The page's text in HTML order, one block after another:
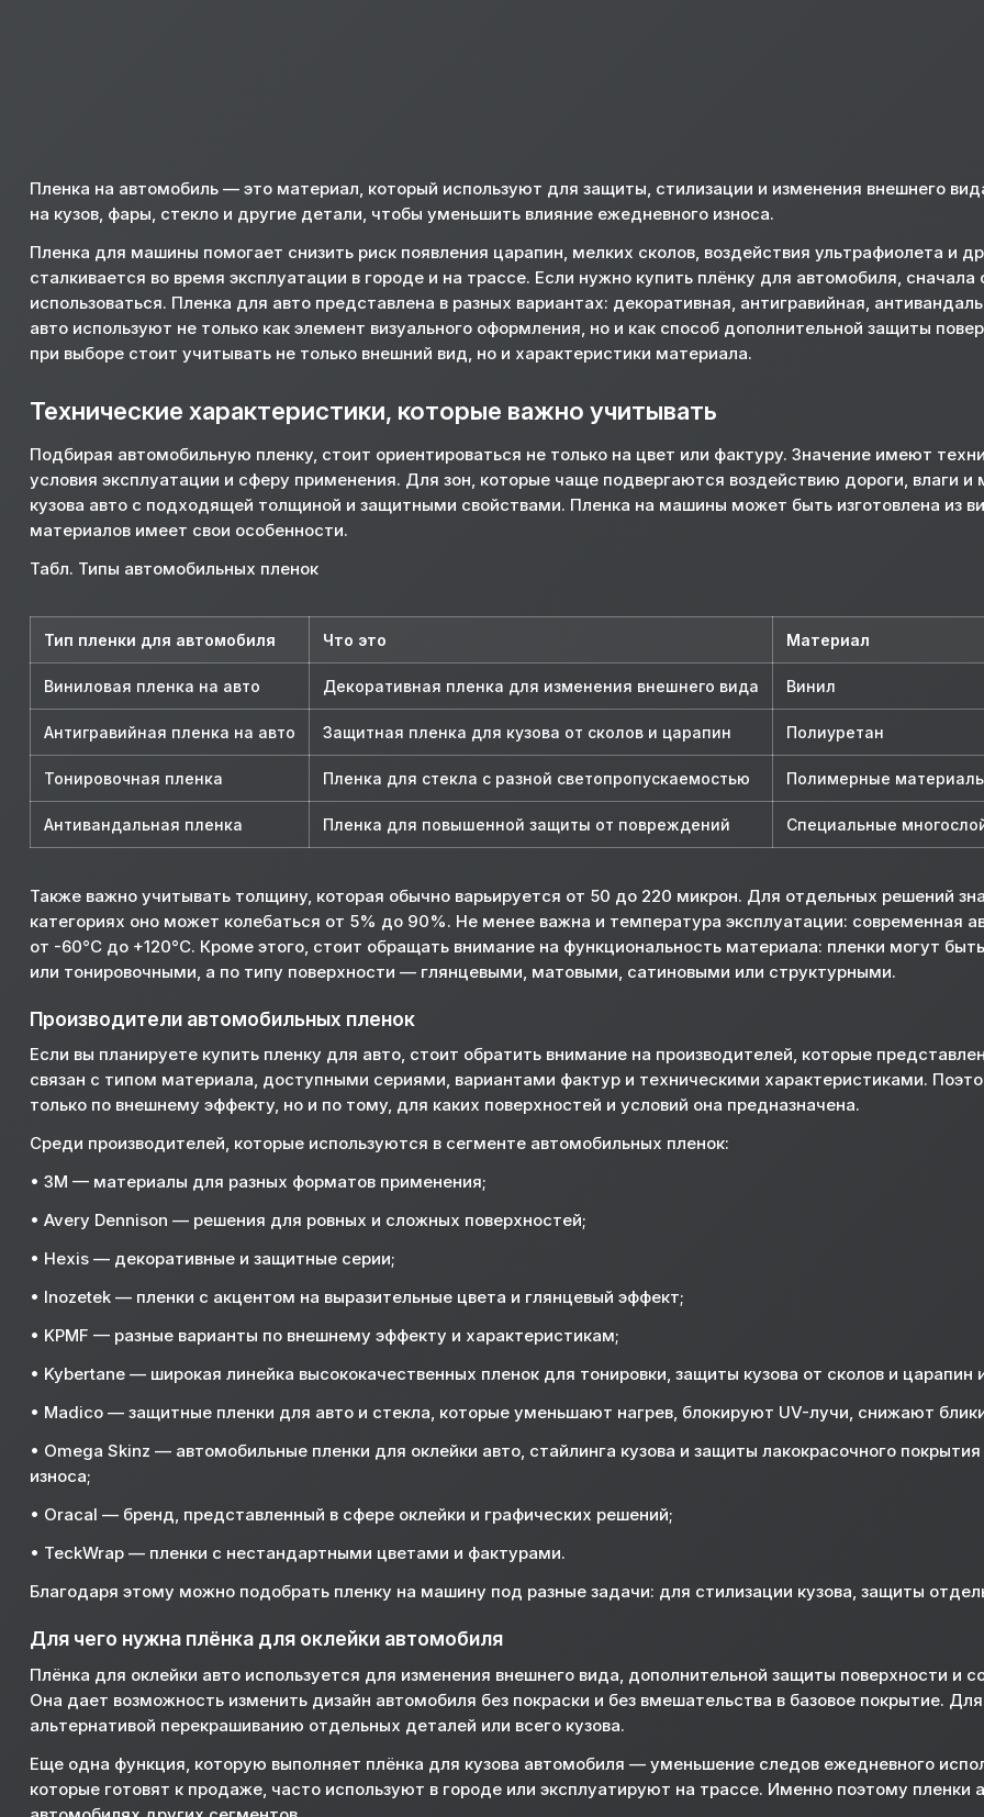
Пленка на автомобиль — это материал, который используют для защиты, стилизации и изменения внешнего
на кузов, фары, стекло и другие детали, чтобы уменьшить влияние ежедневного износа.
Пленка для машины помогает снизить риск появления царапин, мелких сколов, воздействия ультрафиолета и
сталкивается во время эксплуатации в городе и на трассе. Если нужно купить плёнку для автомобиля,
использоваться. Пленка для авто представлена в разных вариантах: декоративная, антигравийная,
авто используют не только как элемент визуального оформления, но и как способ дополнительной защиты
при выборе стоит учитывать не только внешний вид, но и характеристики материала.
Технические характеристики, которые важно учитывать
Подбирая автомобильную пленку, стоит ориентироваться не только на цвет или фактуру. Значение имеют
условия эксплуатации и сферу применения. Для зон, которые чаще подвергаются воздействию дороги, влаги
кузова авто с подходящей толщиной и защитными свойствами. Пленка на машины может быть изготовлена из
материалов имеет свои особенности.
Табл. Типы автомобильных пленок
Тип пленки для автомобиля Что это Материал
Виниловая пленка на авто Декоративная пленка для изменения внешнего вида Винил
Антигравийная пленка на авто Защитная пленка для кузова от сколов и царапин Полиуретан
Тонировочная пленка Пленка для стекла с разной светопропускаемостью Полимерные
Антивандальная пленка Пленка для повышенной защиты от повреждений Специальные
Также важно учитывать толщину, которая обычно варьируется от 50 до 220 микрон. Для отдельных решений
категориях оно может колебаться от 5% до 90%. Не менее важна и температура эксплуатации: современная
от -60°C до +120°C. Кроме этого, стоит обращать внимание на функциональность материала: пленки могут
или тонировочными, а по типу поверхности — глянцевыми, матовыми, сатиновыми или структурными.
Производители автомобильных пленок
Если вы планируете купить пленку для авто, стоит обратить внимание на производителей, которые
связан с типом материала, доступными сериями, вариантами фактур и техническими характеристиками.
только по внешнему эффекту, но и по тому, для каких поверхностей и условий она предназначена.
Среди производителей, которые используются в сегменте автомобильных пленок:
• 3M — материалы для разных форматов применения;
• Avery Dennison — решения для ровных и сложных поверхностей;
• Hexis — декоративные и защитные серии;
• Inozetek — пленки с акцентом на выразительные цвета и глянцевый эффект;
• KPMF — разные варианты по внешнему эффекту и характеристикам;
• Kybertane — широкая линейка высококачественных пленок для тонировки, защиты кузова от сколов и царапин
• Madico — защитные пленки для авто и стекла, которые уменьшают нагрев, блокируют UV-лучи, снижают
• Omega Skinz — автомобильные пленки для оклейки авто, стайлинга кузова и защиты лакокрасочного
износа;
• Oracal — бренд, представленный в сфере оклейки и графических решений;
• TeckWrap — пленки с нестандартными цветами и фактурами.
Благодаря этому можно подобрать пленку на машину под разные задачи: для стилизации кузова, защиты
Для чего нужна плёнка для оклейки автомобиля
Плёнка для оклейки авто используется для изменения внешнего вида, дополнительной защиты поверхности и
Она дает возможность изменить дизайн автомобиля без покраски и без вмешательства в базовое покрытие.
альтернативой перекрашиванию отдельных деталей или всего кузова.
Еще одна функция, которую выполняет плёнка для кузова автомобиля — уменьшение следов ежедневного
которые готовят к продаже, часто используют в городе или эксплуатируют на трассе. Именно поэтому